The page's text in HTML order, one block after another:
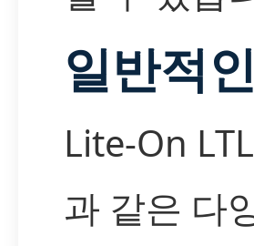
일반적
Lite-On
과 같은 다